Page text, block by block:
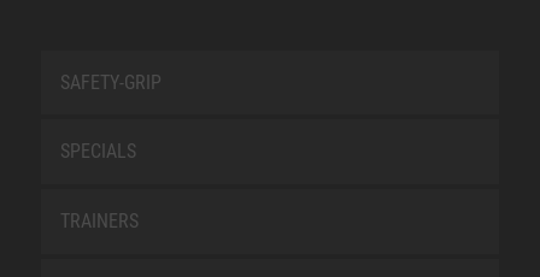
SAFETY-GRIP
SPECIALS
TRAINERS